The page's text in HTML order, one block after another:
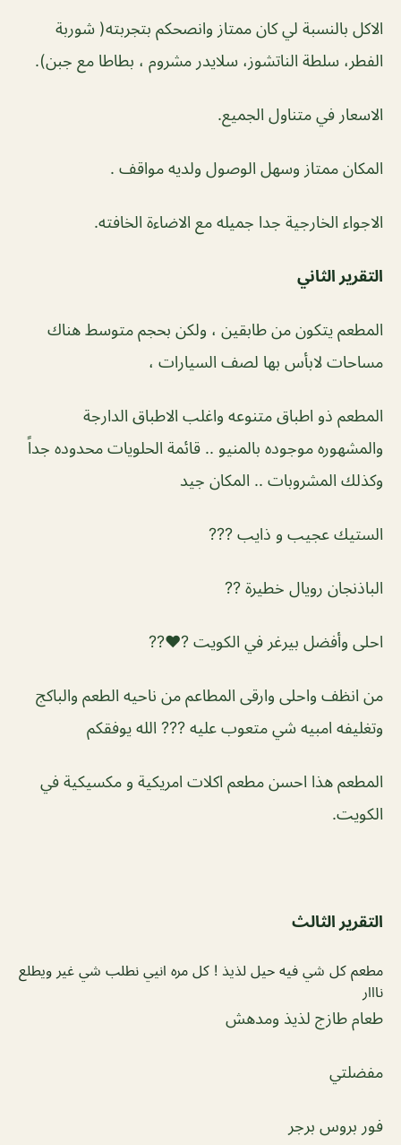
الاكل بالنسبة لي كان ممتاز وانصحكم بتجربته( شوربة
الفطر، سلطة الناتشوز، سلايدر مشروم ، بطاطا مع جبن).
الاسعار في متناول الجميع.
المكان ممتاز وسهل الوصول ولديه مواقف .
الاجواء الخارجية جدا جميله مع الاضاءة الخافته.
التقرير الثاني
المطعم يتكون من طابقين ، ولكن بحجم متوسط هناك
مساحات لابأس بها لصف السيارات ،
المطعم ذو اطباق متنوعه واغلب الاطباق الدارجة
والمشهوره موجوده بالمنيو .. قائمة الحلويات محدوده جداً
وكذلك المشروبات .. المكان جيد
الستيك عجيب و ذايب ???
الباذنجان رويال خطيرة ??
احلى وأفضل بيرغر في الكويت ?❤️??
من انظف واحلى وارقى المطاعم من ناحيه الطعم والباكج
وتغليفه امبيه شي متعوب عليه ??? الله يوفقكم
المطعم هذا احسن مطعم اكلات امريكية و مكسيكية في
الكويت.
التقرير الثالث
مطعم كل شي فيه حيل لذيذ ! كل مره انيي نطلب شي غير ويطلع
نااار
طعام طازج لذيذ ومدهش
مفضلتي
فور بروس برجر